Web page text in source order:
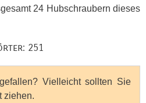
24 Hubschraubern dieses
251
Vielleicht sollten Sie
ziehen.